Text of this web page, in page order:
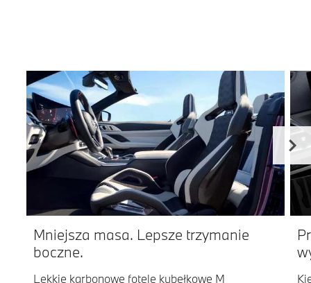
Mniejsza masa. Lepsze trzymanie
boczne.
Lekkie karbonowe fotele kubełkowe M